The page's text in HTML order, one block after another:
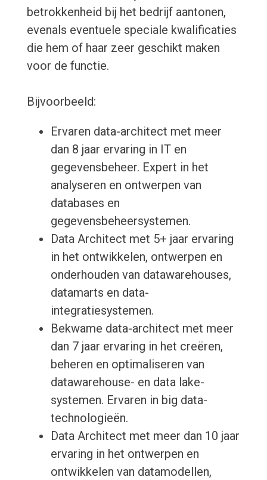
betrokkenheid bij het bedrijf aantonen,
evenals eventuele speciale kwalificaties
die hem of haar zeer geschikt maken
voor de functie.
Bijvoorbeeld:
Ervaren data-architect met meer
dan 8 jaar ervaring in IT en
gegevensbeheer. Expert in het
analyseren en ontwerpen van
databases en
gegevensbeheersystemen.
Data Architect met 5+ jaar ervaring
in het ontwikkelen, ontwerpen en
onderhouden van datawarehouses,
datamarts en data-
integratiesystemen.
Bekwame data-architect met meer
dan 7 jaar ervaring in het creëren,
beheren en optimaliseren van
datawarehouse- en data lake-
systemen. Ervaren in big data-
technologieën.
Data Architect met meer dan 10 jaar
ervaring in het ontwerpen en
ontwikkelen van datamodellen,